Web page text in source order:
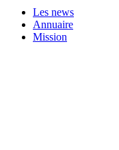
Les news
Annuaire
Mission